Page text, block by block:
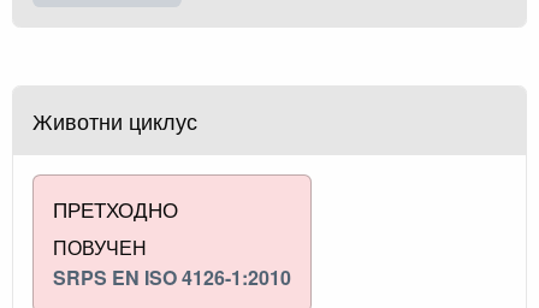
Животни циклус
ПРЕТХОДНО
ПОВУЧЕН
SRPS EN ISO 4126-1:2010